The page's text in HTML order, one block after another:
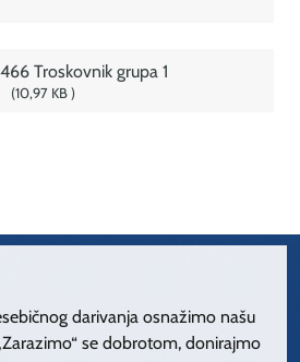
Troskovnik grupa 1
10,97 KB
darivanja osnažimo našu
se dobrotom, donirajmo